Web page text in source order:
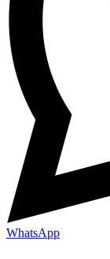
WhatsApp